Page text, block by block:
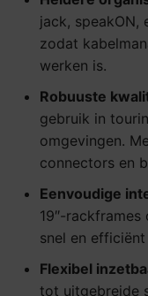
jack, speakON,
zodat
werken is.
Robuuste
gebruik in
omgevingen.
connectors en
Eenvoudige
19″-
snel en
Flexibel
tot uitgebreide